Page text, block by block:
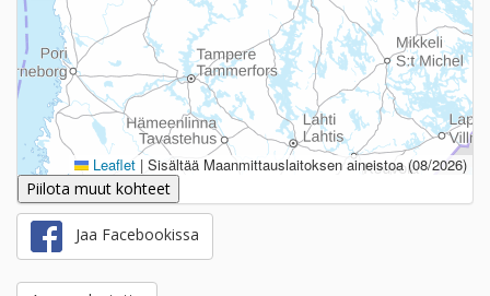
Leaflet | Sisältää Maanmittauslaitoksen aineistoa (08/2026)
Piilota muut kohteet
Jaa Facebookissa